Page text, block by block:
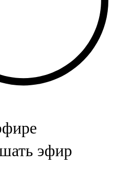
эфир